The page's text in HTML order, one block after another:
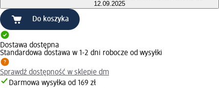
12.09.2025
Do koszyka
Dostawa dostępna
Standardowa dostawa w 1-2 dni robocze od wysyłki
Sprawdź dostępność w sklepie dm
Darmowa wysyłka od 169 zł